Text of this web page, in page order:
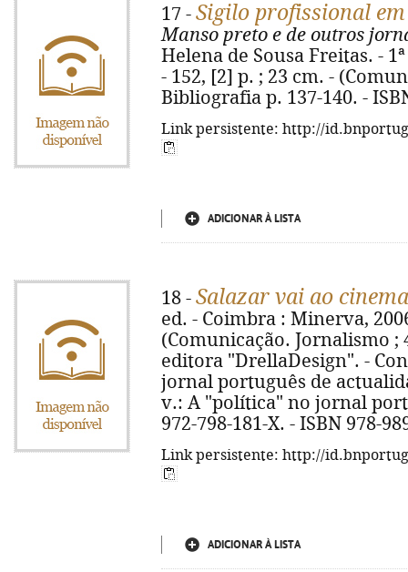
17 - Sigilo profissional
Manso preto e de outros
Helena de Sousa Freitas. -
- 152, [2] p. ; 23 cm. -
Bibliografia p. 137-140. -
Link persistente: http://
ADICIONAR À LISTA
18 - Salazar vai ao cinema
ed. - Coimbra : Minerva,
(Comunicação. Jornalismo ;
editora "DrellaDesign". -
jornal português de
v.: A "política" no jornal
972-798-181-X. - ISBN 978-
Link persistente: http://
ADICIONAR À LISTA